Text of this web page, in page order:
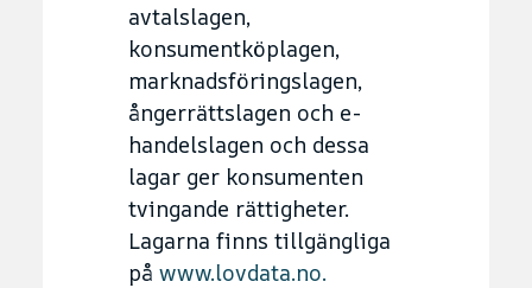
avtalslagen,
konsumentköplagen,
marknadsföringslagen,
ångerrättslagen och e-
handelslagen och dessa
lagar ger konsumenten
tvingande rättigheter.
Lagarna finns tillgängliga
på www.lovdata.no.